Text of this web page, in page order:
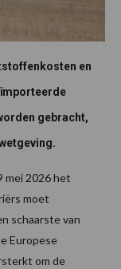
en
gebracht,
mei 2026 het
moet
schaarste van
Europese
om de